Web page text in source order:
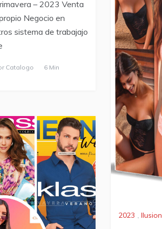
– 2023 Venta
Negocio en
sistema de trabajajo
Catalogo
6 Min
2023 , Ilusion